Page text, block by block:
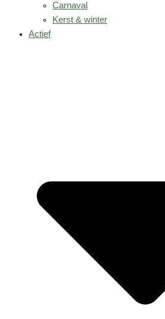
Carnaval
Kerst & winter
Actief